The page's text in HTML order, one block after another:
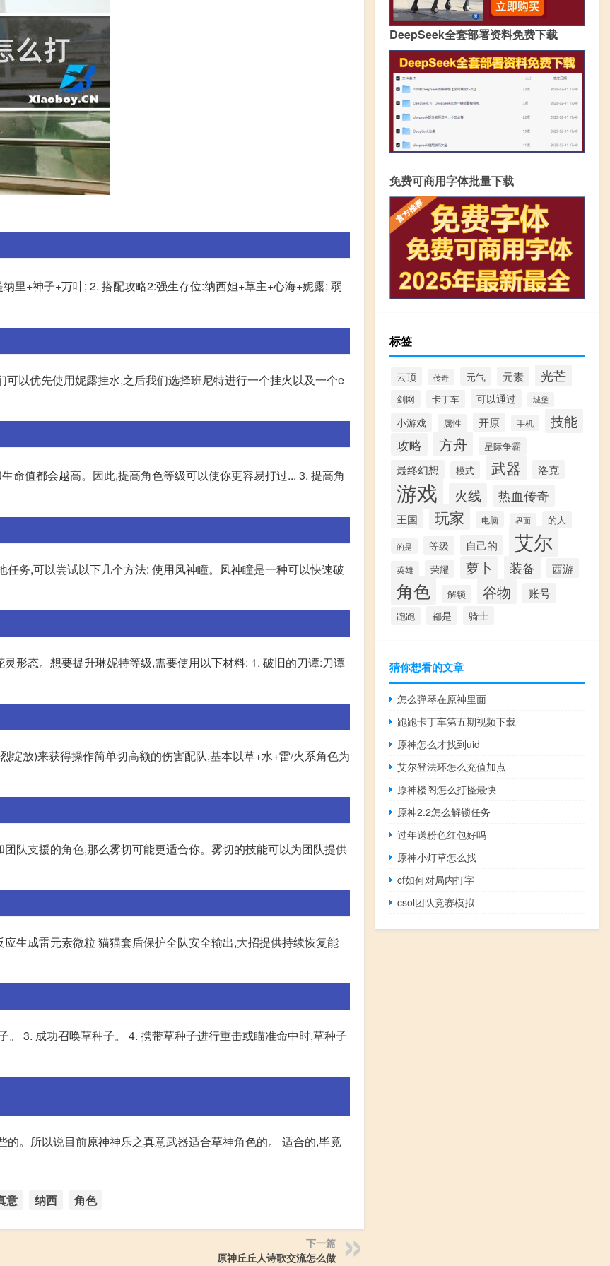
里+神子+万叶; 2. 搭配攻略2:强生存位:纳西妲+草主+心海+妮露; 弱
以优先使用妮露挂水,之后我们选择班尼特进行一个挂火以及一个e
命值都会越高。因此,提高角色等级可以使你更容易打过... 3. 提高角
务,可以尝试以下几个方法: 使用风神瞳。风神瞳是一种可以快速破
形态。想要提升琳妮特等级,需要使用以下材料: 1. 破旧的刀谭:刀谭
绽放)来获得操作简单切高额的伤害配队,基本以草+水+雷/火系角色为
队支援的角色,那么雾切可能更适合你。雾切的技能可以为团队提供
生成雷元素微粒 猫猫套盾保护全队安全输出,大招提供持续恢复能
3. 成功召唤草种子。 4. 携带草种子进行重击或瞄准命中时,草种子
。所以说目前原神神乐之真意武器适合草神角色的。 适合的,毕竟
意 纳西 角色
下一篇
原神丘丘人诗歌交流怎么做
DeepSeek全套部署资料免费下载
免费可商用字体批量下载
标签
云顶 传奇 元气 元素 光芒
剑网 卡丁车 可以通过 城堡
小游戏 属性 开原 手机 技能
攻略 方舟 星际争霸
最终幻想 模式 武器 洛克
游戏 火线 热血传奇
王国 玩家 电脑 界面 的人
的是 等级 自己的 艾尔
英雄 荣耀 萝卜 装备 西游
角色 解锁 谷物 账号
跑跑 都是 骑士
猜你想看的文章
怎么弹琴在原神里面
跑跑卡丁车第五期视频下载
原神怎么才找到uid
艾尔登法环怎么充值加点
原神楼阁怎么打怪最快
原神2.2怎么解锁任务
过年送粉色红包好吗
原神小灯草怎么找
cf如何对局内打字
csol团队竞赛模拟